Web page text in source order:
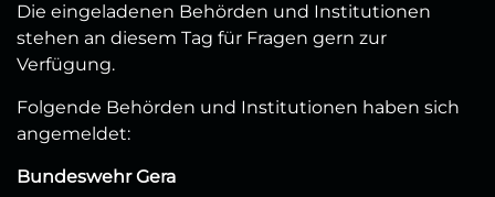
Die eingeladenen Behörden und Institutionen
stehen an diesem Tag für Fragen gern zur
Verfügung.
Folgende Behörden und Institutionen haben sich
angemeldet:
Bundeswehr Gera